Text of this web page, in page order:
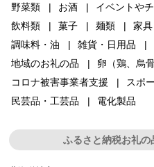
野菜類
お酒 イベントや
飲料類
菓子 麺類 家
調味料・油
雑貨・日用品
地域のお礼の品
卵（鶏、烏
コロナ被害事業者支援
スポ
民芸品・工芸品
電化製品
ふるさと納税お礼